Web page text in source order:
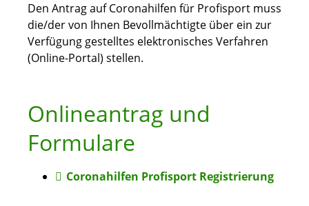
Den Antrag auf Coronahilfen für Profisport muss
die/der von Ihnen Bevollmächtigte über ein zur
Verfügung gestelltes elektronisches Verfahren
(Online-Portal) stellen.
Onlineantrag und
Formulare
Coronahilfen Profisport Registrierung